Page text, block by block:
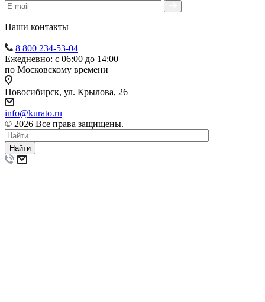
Наши контакты
8 800 234-53-04
Ежедневно: с 06:00 до 14:00
по Московскому времени
Новосибирск, ул. Крылова, 26
info@kurato.ru
© 2026 Все права защищены.
Найти